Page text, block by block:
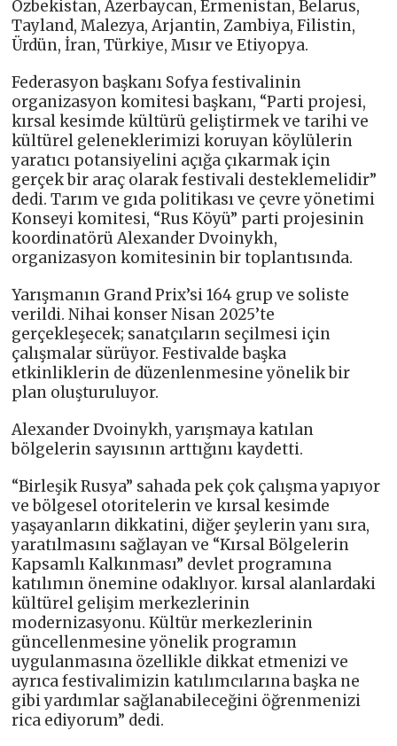
Özbekistan, Azerbaycan, Ermenistan, Belarus,
Tayland, Malezya, Arjantin, Zambiya, Filistin,
Ürdün, İran, Türkiye, Mısır ve Etiyopya.
Federasyon başkanı Sofya festivalinin
organizasyon komitesi başkanı, “Parti projesi,
kırsal kesimde kültürü geliştirmek ve tarihi ve
kültürel geleneklerimizi koruyan köylülerin
yaratıcı potansiyelini açığa çıkarmak için
gerçek bir araç olarak festivali desteklemelidir”
dedi. Tarım ve gıda politikası ve çevre yönetimi
Konseyi komitesi, “Rus Köyü” parti projesinin
koordinatörü Alexander Dvoinykh,
organizasyon komitesinin bir toplantısında.
Yarışmanın Grand Prix’si 164 grup ve soliste
verildi. Nihai konser Nisan 2025’te
gerçekleşecek; sanatçıların seçilmesi için
çalışmalar sürüyor. Festivalde başka
etkinliklerin de düzenlenmesine yönelik bir
plan oluşturuluyor.
Alexander Dvoinykh, yarışmaya katılan
bölgelerin sayısının arttığını kaydetti.
“Birleşik Rusya” sahada pek çok çalışma yapıyor
ve bölgesel otoritelerin ve kırsal kesimde
yaşayanların dikkatini, diğer şeylerin yanı sıra,
yaratılmasını sağlayan ve “Kırsal Bölgelerin
Kapsamlı Kalkınması” devlet programına
katılımın önemine odaklıyor. kırsal alanlardaki
kültürel gelişim merkezlerinin
modernizasyonu. Kültür merkezlerinin
güncellenmesine yönelik programın
uygulanmasına özellikle dikkat etmenizi ve
ayrıca festivalimizin katılımcılarına başka ne
gibi yardımlar sağlanabileceğini öğrenmenizi
rica ediyorum” dedi.